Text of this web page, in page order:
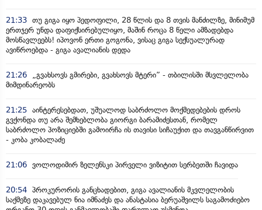
21:33 თუ გიგა იყო პედოფილი, 28 წლის და 8 თვის მანძილზე, მინიმუმ
ერთჯერ უნდა დაფიქსირებულიყო, მაშინ როცა 8 წელი ამზადებდა
მოსწავლეებს! იპოვონ ერთი გოგონა, ვისაც გიგა სექსუალურად
ავიწროებდა - გიგა ავალიანის დედა
21:26
„გვახსოვს გმირები, გვახსოვს მტერი” - თბილისში მსვლელობა
მიმდინარეობს
21:25 აინტერესებდათ, უშუალოდ საბრძოლო მოქმედებების დროს
გვქონდა თუ არა შემხებლობა გიორგი ბარამიძესთან, რომელ
საბრძოლო პოზიციებში გამოირჩა ის თავისი სიჩაუქით და თავგანწირვით
- კობა კობალაძე
21:06 ვოლოდიმირ ზელენსკი პირველი ვიზიტით სერბეთში ჩავიდა
20:54 პროკურორის განცხადებით, გიგა ავალიანის მკვლელობის
საქმეზე დაკავებულ ნია იმნაძეს და ანასტასია ბერუაშვილს საგამოძიებო